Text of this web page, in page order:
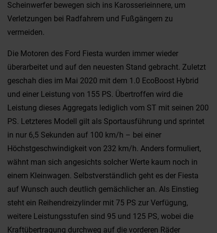
Scheinwerfer bewegen sich ins Karosserieinnere, um
Verletzungen bei Radfahrern und Fußgängern zu
vermeiden.
Die Motoren des Ford Fiesta wurden immer wieder
überarbeitet und auf den neuesten Stand gebracht. Zuletzt
geschah dies im Mai 2020 mit dem 1.0 EcoBoost Hybrid
und einer Leistung von 155 PS. Übertroffen wird die
Leistung dieses Aggregats lediglich vom ST mit seinen 200
PS. Letzteres Modell gilt als Sportausführung und sprintet
in nur 6,5 Sekunden auf 100 km/h – bei einer
Höchstgeschwindigkeit von 232 km/h. Anders formuliert,
wähnt man sich angesichts solcher Werte kaum noch in
einem Kleinwagen. Selbstverständlich geht es der Fiesta
auf Wunsch auch deutlich gemächlicher an. Als Einstieg
steht ein Reihendreizylinder mit 75 PS zur Verfügung,
weitere Leistungsstufen sind 95 und 125 PS, wobei die
Kraftübertragung durchweg auf die vorderen Räder